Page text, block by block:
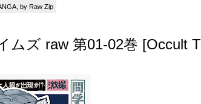
, by Raw Zip
ムズ raw 第01-02巻 [Occult